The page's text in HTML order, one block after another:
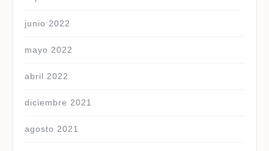
junio 2022
mayo 2022
abril 2022
diciembre 2021
agosto 2021